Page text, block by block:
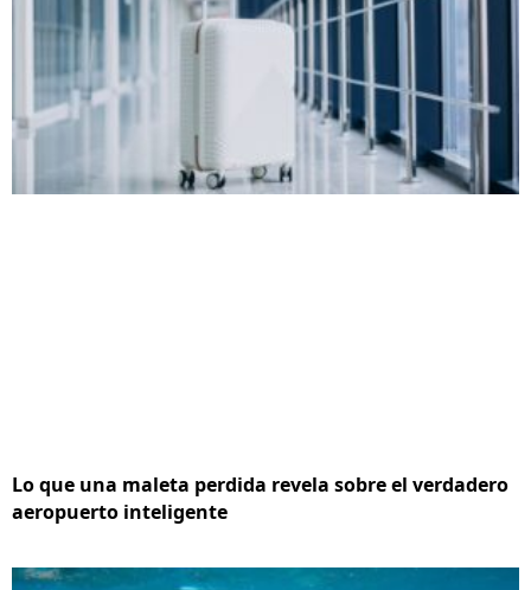
Lo que una maleta perdida revela sobre el verdadero
aeropuerto inteligente